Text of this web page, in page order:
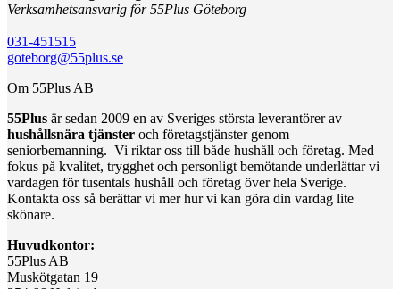
Verksamhetsansvarig för 55Plus Göteborg
031-451515
goteborg@55plus.se
Om 55Plus AB
55Plus är sedan 2009 en av Sveriges största leverantörer av
hushållsnära tjänster och företagstjänster genom
seniorbemanning. Vi riktar oss till både hushåll och företag. Med
fokus på kvalitet, trygghet och personligt bemötande underlättar vi
vardagen för tusentals hushåll och företag över hela Sverige.
Kontakta oss så berättar vi mer hur vi kan göra din vardag lite
skönare.
Huvudkontor:
55Plus AB
Muskötgatan 19